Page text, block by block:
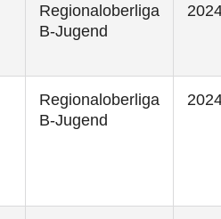
Regionaloberliga
B-Jugend
Regionaloberliga
B-Jugend